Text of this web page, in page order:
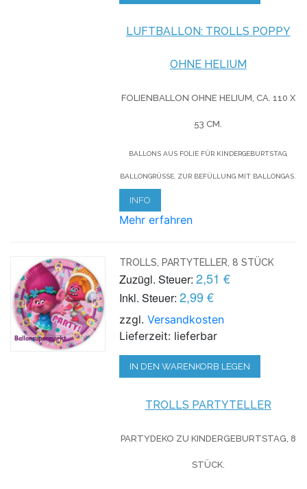
LUFTBALLON: TROLLS POPPY
OHNE HELIUM
FOLIENBALLON OHNE HELIUM, CA. 110 X
53 CM.
BALLONS AUS FOLIE FÜR KINDERGEBURTSTAG,
BALLONGRÜSSE, ZUR BEFÜLLUNG MIT BALLONGAS.
INFO
Mehr erfahren
TROLLS, PARTYTELLER, 8 STÜCK
Zuzügl. Steuer: 2,51 €
Inkl. Steuer: 2,99 €
zzgl.Versandkosten
Lieferzeit: lieferbar
IN DEN WARENKORB LEGEN
TROLLS PARTYTELLER
PARTYDEKO ZU KINDERGEBURTSTAG, 8
STÜCK.